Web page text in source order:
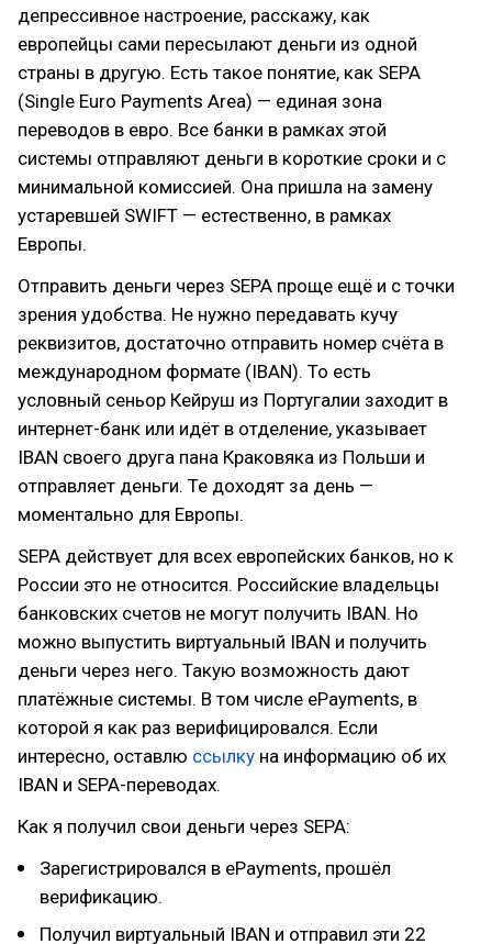
депрессивное настроение, расскажу, как
европейцы сами пересылают деньги из одной
страны в другую. Есть такое понятие, как SEPA
(Single Euro Payments Area) — единая зона
переводов в евро. Все банки в рамках этой
системы отправляют деньги в короткие сроки и с
минимальной комиссией. Она пришла на замену
устаревшей SWIFT — естественно, в рамках
Европы.
Отправить деньги через SEPA проще ещё и с точки
зрения удобства. Не нужно передавать кучу
реквизитов, достаточно отправить номер счёта в
международном формате (IBAN). То есть
условный сеньор Кейруш из Португалии заходит в
интернет-банк или идёт в отделение, указывает
IBAN своего друга пана Краковяка из Польши и
отправляет деньги. Те доходят за день —
моментально для Европы.
SEPA действует для всех европейских банков, но к
России это не относится. Российские владельцы
банковских счетов не могут получить IBAN. Но
можно выпустить виртуальный IBAN и получить
деньги через него. Такую возможность дают
платёжные системы. В том числе ePayments, в
которой я как раз верифицировался. Если
интересно, оставлю ссылку на информацию об их
IBAN и SEPA-переводах.
Как я получил свои деньги через SEPA:
Зарегистрировался в ePayments, прошёл
верификацию.
Получил виртуальный IBAN и отправил эти 22